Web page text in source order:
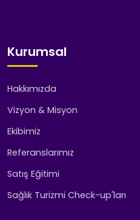
Kurumsal
Hakkımızda
Vizyon & Misyon
Ekibimiz
Referanslarımız
Satış Eğitimi
Sağlık Turizmi Check-up'ları